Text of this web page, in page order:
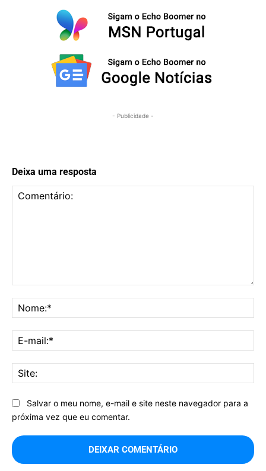
- Publicidade -
Deixa uma resposta
Salvar o meu nome, e-mail e site neste navegador para a
próxima vez que eu comentar.